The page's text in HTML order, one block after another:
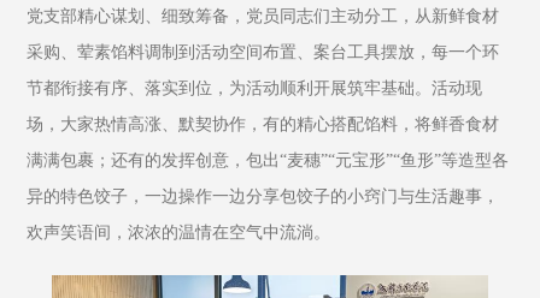
党支部精心谋划、细致筹备，党员同志们主动分工，从新鲜食材
采购、荤素馅料调制到活动空间布置、案台工具摆放，每一个环
节都衔接有序、落实到位，为活动顺利开展筑牢基础。活动现
场，大家热情高涨、默契协作，有的精心搭配馅料，将鲜香食材
满满包裹；还有的发挥创意，包出“麦穗”“元宝形”“鱼形”等造型各
异的特色饺子，一边操作一边分享包饺子的小窍门与生活趣事，
欢声笑语间，浓浓的温情在空气中流淌。